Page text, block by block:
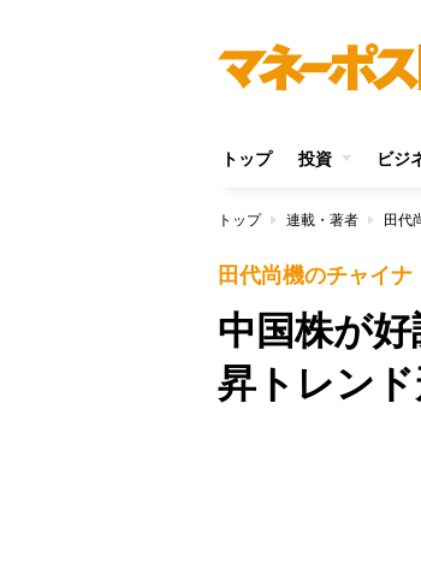
トップ 投資 ビジ
トップ 連載・著者 田代
田代尚機のチャイナ
中国株が
昇トレン